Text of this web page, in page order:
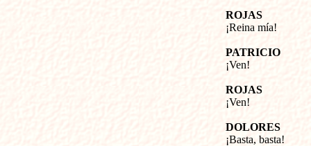
ROJAS
¡Reina mía!
PATRICIO
¡Ven!
ROJAS
¡Ven!
DOLORES
¡Basta, basta!